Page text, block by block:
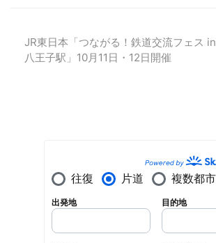
JR東日本「つながる！鉄道交流フェス in
八王子駅」10月11日・12日開催